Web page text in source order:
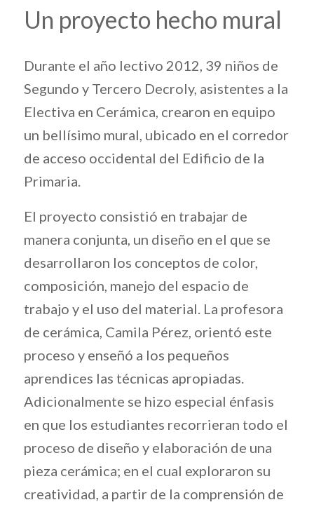
Un proyecto hecho mural
Durante el año lectivo 2012, 39 niños de
Segundo y Tercero Decroly, asistentes a la
Electiva en Cerámica, crearon en equipo
un bellísimo mural, ubicado en el corredor
de acceso occidental del Edificio de la
Primaria.
El proyecto consistió en trabajar de
manera conjunta, un diseño en el que se
desarrollaron los conceptos de color,
composición, manejo del espacio de
trabajo y el uso del material. La profesora
de cerámica, Camila Pérez, orientó este
proceso y enseñó a los pequeños
aprendices las técnicas apropiadas.
Adicionalmente se hizo especial énfasis
en que los estudiantes recorrieran todo el
proceso de diseño y elaboración de una
pieza cerámica; en el cual exploraron su
creatividad, a partir de la comprensión de